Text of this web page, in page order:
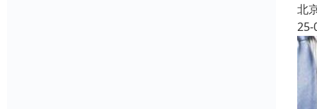
北
25-